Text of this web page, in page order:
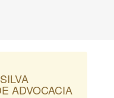
ADVOCACIA